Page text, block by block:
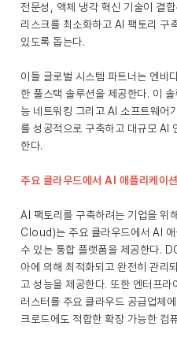
전문성, 액체 냉각 혁신 기술이 결
리스크를 최소화하고 AI 팩토리 구
있도록 돕는다.
이들 글로벌 시스템 파트너는 엔비
한 풀스택 솔루션을 제공한다. 이
능 네트워킹 그리고 AI 소프트웨어
를 성공적으로 구축하고 대규모 AI
한다.
주요 클라우드에서 AI 애플리케이
AI 팩토리를 구축하려는 기업을 위
Cloud)는 주요 클라우드에서 AI
수 있는 통합 플랫폼을 제공한다.
아에 의해 최적화되고 완전히 관리
고 성능을 제공한다. 또한 엔터프
러스터를 주요 클라우드 공급업체
크로드에도 적합한 확장 가능한 컴